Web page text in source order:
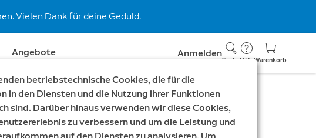
Vielen Dank für deine Geduld.
Angebote Anmelden
Suche Hilfe Warenkorb
€39
betriebstechnische Cookies, die für die
in den Diensten und die Nutzung ihrer Funktionen
sind. Darüber hinaus verwenden wir diese Cookies,
zu verbessern und um die Leistung und